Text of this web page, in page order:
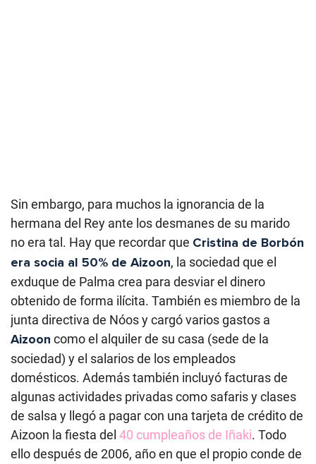
Sin embargo, para muchos la ignorancia de la
hermana del Rey ante los desmanes de su marido
no era tal. Hay que recordar que Cristina de Borbón
era socia al 50% de Aizoon, la sociedad que el
exduque de Palma crea para desviar el dinero
obtenido de forma ilícita. También es miembro de la
junta directiva de Nóos y cargó varios gastos a
Aizoon como el alquiler de su casa (sede de la
sociedad) y el salarios de los empleados
domésticos. Además también incluyó facturas de
algunas actividades privadas como safaris y clases
de salsa y llegó a pagar con una tarjeta de crédito de
Aizoon la fiesta del 40 cumpleaños de Iñaki. Todo
ello después de 2006, año en que el propio conde de